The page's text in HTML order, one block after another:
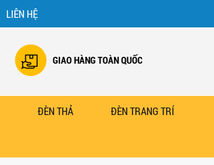
GIAO HÀNG TOÀN QUỐC
LIÊN HỆ
ĐÈN THẢ ĐÈN TRANG TRÍ